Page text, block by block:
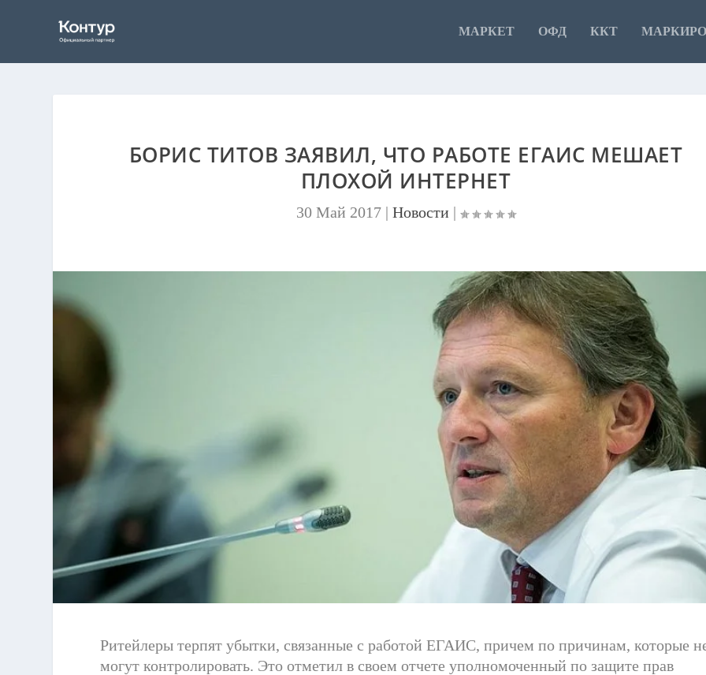
МАРКЕТ ОФД ККТ
БОРИС ТИТОВ ЗАЯВИЛ, ЧТО РАБОТЕ ЕГАИС МЕШАЕТ
ПЛОХОЙ ИНТЕРНЕТ
30 Май 2017| Новости |
Ритейлеры терпят убытки, связанные с работой ЕГАИС, причем по причинам, которые
могут контролировать. Это отметил в своем отчете уполномоченный по защите прав